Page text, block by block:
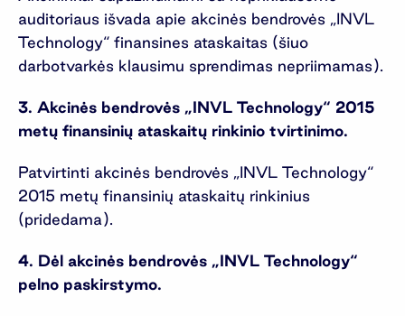
auditoriaus išvada apie akcinės bendrovės „INVL
Technology“ finansines ataskaitas (šiuo
darbotvarkės klausimu sprendimas nepriimamas).
3. Akcinės bendrovės „INVL Technology“ 2015
metų finansinių ataskaitų rinkinio tvirtinimo.
Patvirtinti akcinės bendrovės „INVL Technology“
2015 metų finansinių ataskaitų rinkinius
(pridedama).
4. Dėl akcinės bendrovės „INVL Technology“
pelno paskirstymo.